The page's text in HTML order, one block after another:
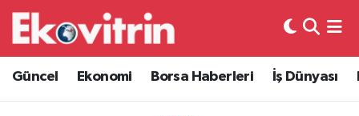
Güncel Ekonomi Borsa Haberleri İş Dünyası
Güncel
Ekonomi
Hava Durumu
Trafik Durumu